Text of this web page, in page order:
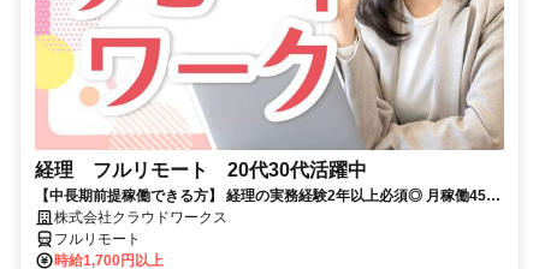
経理 フルリモート 20代30代活躍中
【中長期前提稼働できる方】 経理の実務経験2年以上必須◎ 月稼働45時
間で安定収入！
株式会社クラウドワークス
フルリモート
時給1,700円以上